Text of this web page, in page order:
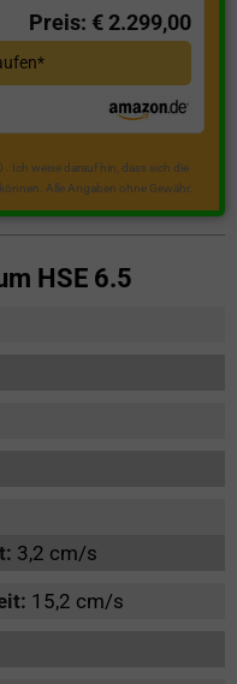
Preis: € 2.299,00
Ich weise darauf hin, dass sich die
Alle Angaben ohne Gewähr.
HSE 6.5
3,2 cm/s
15,2 cm/s